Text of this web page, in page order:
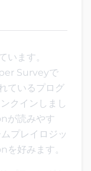
ます。
Surveyで
ているプログ
クインしまし
が読みやす
プレイロジッ
好みます。